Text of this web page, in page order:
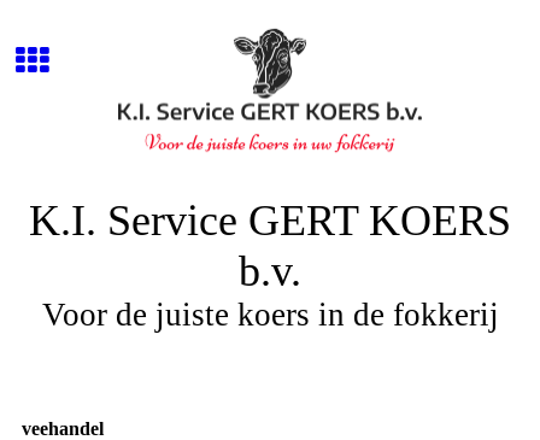
K.I. Service GERT KOERS
b.v.
Voor de juiste koers in de fokkerij
veehandel